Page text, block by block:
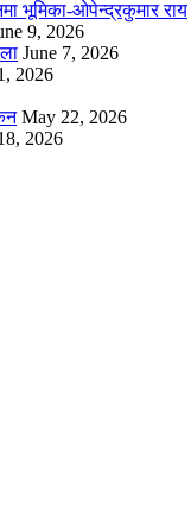
भूमिका-ओपेन्द्रकुमार राय
9, 2026
June 7, 2026
2026
May 22, 2026
2026